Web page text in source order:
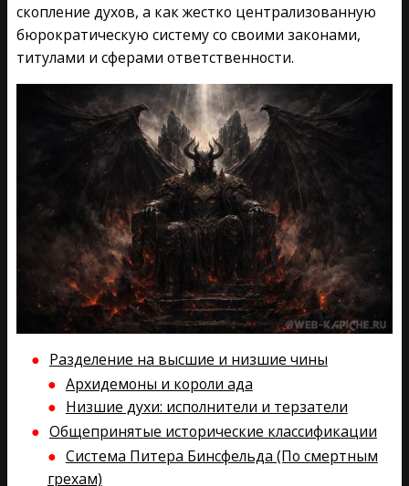
скопление духов, а как жестко централизованную
бюрократическую систему со своими законами,
титулами и сферами ответственности.
Разделение на высшие и низшие чины
Архидемоны и короли ада
Низшие духи: исполнители и терзатели
Общепринятые исторические классификации
Система Питера Бинсфельда (По смертным
грехам)